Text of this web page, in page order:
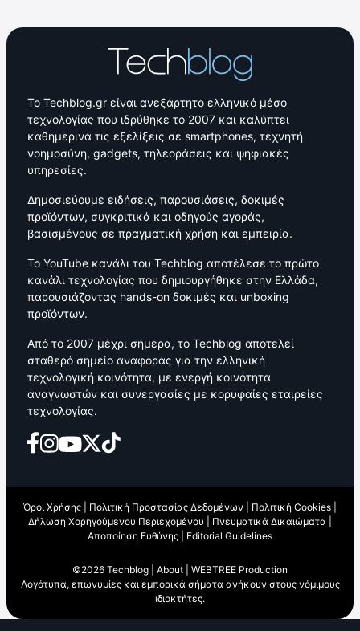
Το Techblog.gr είναι ανεξάρτητο ελληνικό μέσο
τεχνολογίας που ιδρύθηκε το 2007 και καλύπτει
καθημερινά τις εξελίξεις σε smartphones, τεχνητή
νοημοσύνη, gadgets, τηλεοράσεις και ψηφιακές
υπηρεσίες.
Δημοσιεύουμε ειδήσεις, παρουσιάσεις, δοκιμές
προϊόντων, συγκριτικά και οδηγούς αγοράς,
βασισμένους σε πραγματική χρήση και εμπειρία.
Το YouTube κανάλι του Techblog αποτέλεσε το πρώτο
κανάλι τεχνολογίας που δημιουργήθηκε στην Ελλάδα,
παρουσιάζοντας hands-on δοκιμές και unboxing
προϊόντων.
Από το 2007 μέχρι σήμερα, το Techblog αποτελεί
σταθερό σημείο αναφοράς για την ελληνική
τεχνολογική κοινότητα, με ενεργή κοινότητα
αναγνωστών και συνεργασίες με κορυφαίες εταιρείες
τεχνολογίας.
Όροι Χρήσης Πολιτική Προστασίας Δεδομένων Πολιτική Cookies
Δήλωση Χορηγούμενου Περιεχομένου
Πνευματικά Δικαιώματα
Αποποίηση Ευθύνης
Editorial Guidelines
©2026 Techblog | About
WEBTREE Production
Λογότυπα, επωνυμίες και εμπορικά σήματα ανήκουν στους νόμιμους
ιδιοκτήτες.